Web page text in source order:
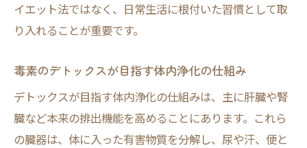
日常で実践しやすいデトックスのやり方
毎日の生活に役立つデトックスやり方入門
手軽に始めるデトックスの実践ポイント
リズムを整える簡単デトックスの方法
デトックスのやり方でよくある疑問を解消
イエット法ではなく、日常生活に根付いた習慣として取
り入れることが重要です。
毒素のデトックスが目指す体内浄化の仕組み
デトックスが目指す体内浄化の仕組みは、主に肝臓や腎
臓など本来の排出機能を高めることにあります。これら
の臓器は、体に入った有害物質を分解し、尿や汗、便と